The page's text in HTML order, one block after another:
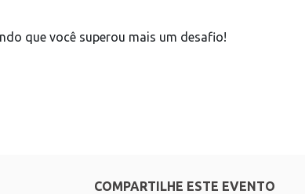
que você superou mais um desafio!
COMPARTILHE ESTE EVENTO